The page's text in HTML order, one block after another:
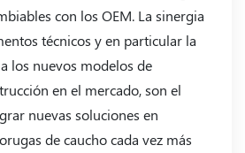
con los OEM. La sinergia
técnicos y en particular la
los nuevos modelos de
en el mercado, son el
nuevas soluciones en
de caucho cada vez más